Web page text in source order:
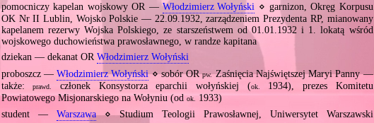
pomocniczy kapelan wojskowy OR —Włodzimierz Wołyński ⋄ garnizon, Okręg Korpusu
OK Nr II Lublin, Wojsko Polskie — 22.09.1932, zarządzeniem Prezydenta RP, mianowany
kapelanem rezerwy Wojska Polskiego, ze starszeństwem od 01.01.1932 i 1. lokatą wśród
wojskowego duchowieństwa prawosławnego, w randze kapitana
dziekan — dekanat OR Włodzimierz Wołyński
proboszcz —Włodzimierz Wołyński⋄ sobór ORpw.Zaśnięcia Najświętszej Maryi Panny —
także:prawd. członek Konsystorza eparchii wołyńskiej (ok.
1934), prezes Komitetu
Powiatowego Misjonarskiego na Wołyniu (od ok.
1933)
student — Warszawa⋄ Studium Teologii Prawosławnej, Uniwersytet Warszawski